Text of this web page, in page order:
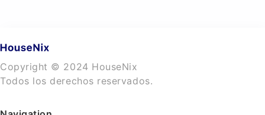
Copyright © 2024 HouseNix
Todos los derechos reservados.